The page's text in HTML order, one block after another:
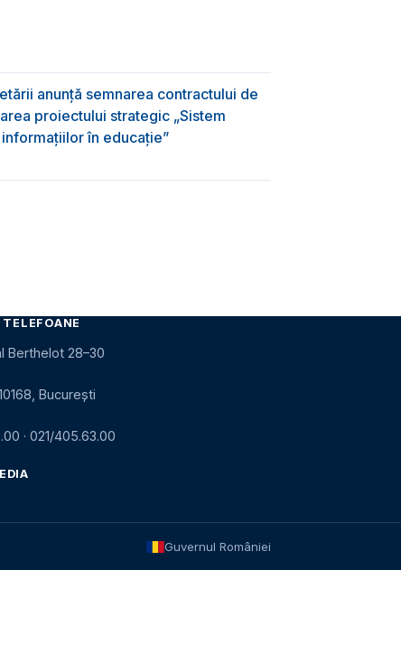
anunță semnarea contractului de
proiectului strategic „Sistem
în educație”
Berthelot 28–30
București
· 021/405.63.00
Guvernul României